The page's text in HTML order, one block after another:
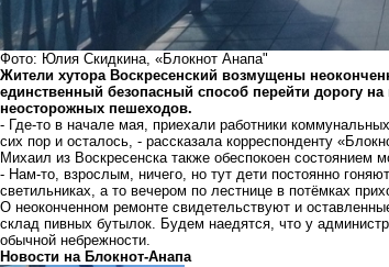
Фото: Юлия Скидкина, «Блокнот Анапа"
Жители хутора Воскресенский возмущены
единственный безопасный способ перейти дорогу
неосторожных пешеходов.
- Где-то в начале мая, приехали работники
сих пор и осталось, - рассказала корреспонденту
Михаил из Воскресенска также обеспокоен состоянием
- Нам-то, взрослым, ничего, но тут дети постоянно
светильниках, а то вечером по лестнице в потёмках
О неоконченном ремонте свидетельствуют и
склад пивных бутылок. Будем наедятся, что у
обычной небрежности.
Новости на Блoкнoт-Анапа